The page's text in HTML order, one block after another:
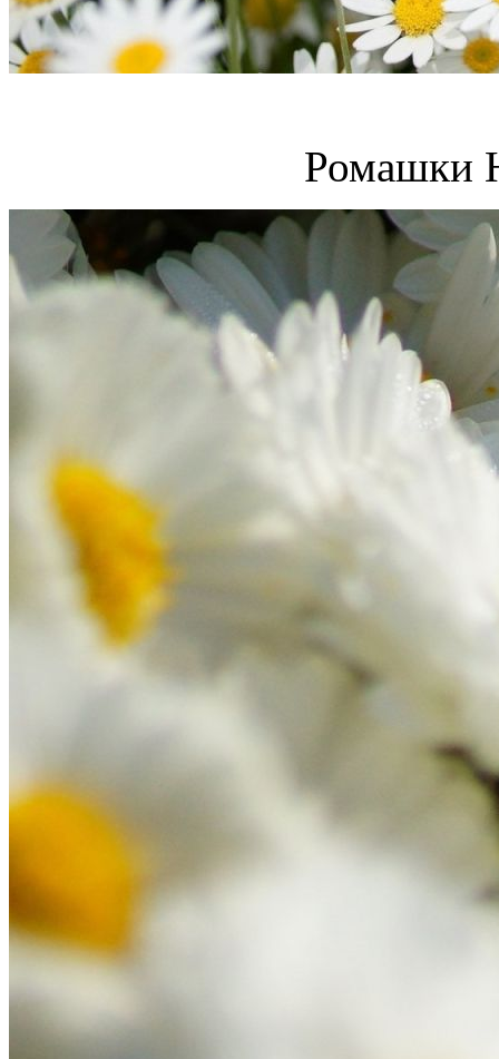
Ромашки